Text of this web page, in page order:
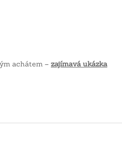
achátem – zajímavá ukázka